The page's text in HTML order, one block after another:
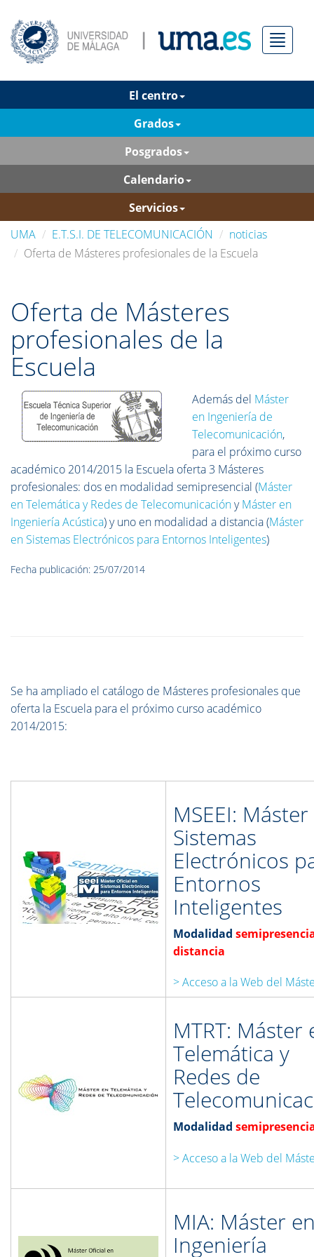
Menú
El centro
Grados
Posgrados
Calendario
Servicios
UMA
E.T.S.I. DE TELECOMUNICACIÓN
noticias
Oferta de Másteres profesionales de la Escuela
Oferta de Másteres
profesionales de la
Escuela
Además del Máster
en Ingeniería de
Telecomunicación,
para el próximo curso
académico 2014/2015 la Escuela oferta 3 Másteres
profesionales: dos en modalidad semipresencial (Máster
en Telemática y Redes de TelecomunicaciónyMáster en
Ingeniería Acústica) y uno en modalidad a distancia (Máster
en Sistemas Electrónicos para Entornos Inteligentes)
Fecha publicación: 25/07/2014
Se ha ampliado el catálogo de Másteres profesionales que
oferta la Escuela para el próximo curso académico
2014/2015:
MSEEI:
Sistemas
Electrónicos
Entornos
Inteligentes
Modalidad
distancia
> Acceso a la Web del
MTRT: Máster
Telemática y
Redes de
Modalidad
> Acceso a la Web del
MIA: Máster
Ingeniería